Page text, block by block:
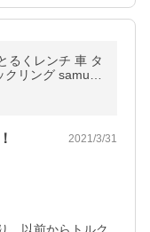
るくレンチ 車 タ
リング samuri
1/2インチ 4
2021/3/31